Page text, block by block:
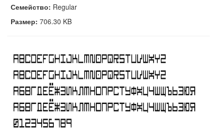
Семейство: Regular
Размер: 706.30 KB